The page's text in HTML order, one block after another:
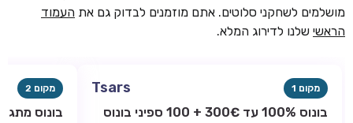
מושלמים לשחקני סלוטים. אתם מוזמנים לבדוק גם את העמוד
הראשי שלנו לדירוג המלא.
Tsars מקום 1
בונוס 100% עד 300€ + 100 ספיני בונוס
מקום 2